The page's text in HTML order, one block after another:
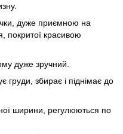
дуже приємною на
покритої красивою
дуже зручний.
груди, збирає і піднімає до
ширини, регулюються по